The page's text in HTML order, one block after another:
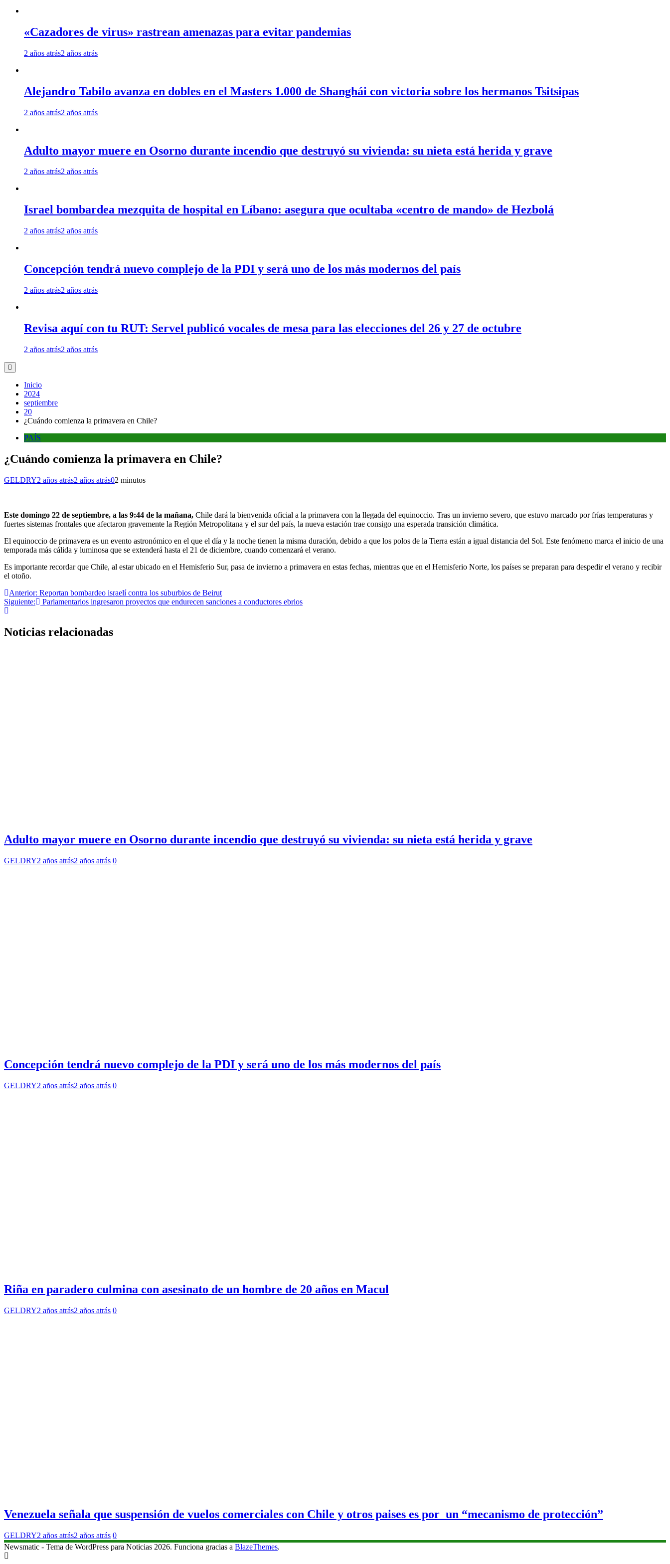
«Cazadores de virus» rastrean amenazas para evitar pandemias
2 años atrás2 años atrás
Alejandro Tabilo avanza en dobles en el Masters 1.000 de Shanghái con victoria sobre los hermanos Tsitsipas
2 años atrás2 años atrás
Adulto mayor muere en Osorno durante incendio que destruyó su vivienda: su nieta está herida y grave
2 años atrás2 años atrás
Israel bombardea mezquita de hospital en Líbano: asegura que ocultaba «centro de mando» de Hezbolá
2 años atrás2 años atrás
Concepción tendrá nuevo complejo de la PDI y será uno de los más modernos del país
2 años atrás2 años atrás
Revisa aquí con tu RUT: Servel publicó vocales de mesa para las elecciones del 26 y 27 de octubre
2 años atrás2 años atrás
Inicio
2024
septiembre
20
¿Cuándo comienza la primavera en Chile?
PAÍS
¿Cuándo comienza la primavera en Chile?
GELDRY2 años atrás2 años atrás02 minutos
Este domingo 22 de septiembre, a las 9:44 de la mañana, Chile dará la bienvenida oficial a la primavera con la llegada del equinoccio. Tras un invierno severo, que estuvo marcado por frías temperaturas y
fuertes sistemas frontales que afectaron gravemente la Región Metropolitana y el sur del país, la nueva estación trae consigo una esperada transición climática.
El equinoccio de primavera es un evento astronómico en el que el día y la noche tienen la misma duración, debido a que los polos de la Tierra están a igual distancia del Sol. Este fenómeno marca el inicio de una
temporada más cálida y luminosa que se extenderá hasta el 21 de diciembre, cuando comenzará el verano.
Es importante recordar que Chile, al estar ubicado en el Hemisferio Sur, pasa de invierno a primavera en estas fechas, mientras que en el Hemisferio Norte, los países se preparan para despedir el verano y recibir
el otoño.
Navegación
de
Anterior: Reportan bombardeo israelí contra los suburbios de Beirut
Siguiente:
Parlamentarios ingresaron proyectos que endurecen sanciones a conductores ebrios
Noticias relacionadas
Adulto mayor muere en Osorno durante incendio que destruyó su vivienda: su nieta está herida y grave
GELDRY2 años atrás2 años atrás 0
Concepción tendrá nuevo complejo de la PDI y será uno de los más modernos del país
GELDRY2 años atrás2 años atrás 0
Riña en paradero culmina con asesinato de un hombre de 20 años en Macul
GELDRY2 años atrás2 años atrás 0
Venezuela señala que suspensión de vuelos comerciales con Chile y otros paises es por un “mecanismo de protección”
GELDRY2 años atrás2 años atrás 0
Newsmatic - Tema de WordPress para Noticias 2026. Funciona gracias a BlazeThemes.